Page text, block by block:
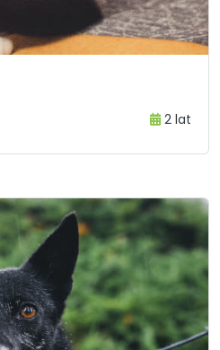
2 lat